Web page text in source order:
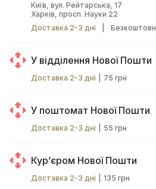
Київ, вул. Рейтарська, 17
Харків, просп. Науки 22
Доставка 2-3 дні
У відділення Нової Пошти
Доставка 2-3 дні 75 грн
У поштомат Нової Пошти
Доставка 2-3 дні 55 грн
Курʼєром Нової Пошти
Доставка 2-3 дні 135 грн